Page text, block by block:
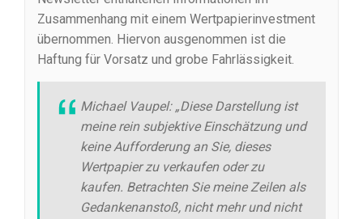
Zusammenhang mit einem Wertpapierinvestment
übernommen. Hiervon ausgenommen ist die
Haftung für Vorsatz und grobe Fahrlässigkeit.
Michael Vaupel: „Diese Darstellung ist
meine rein subjektive Einschätzung und
keine Aufforderung an Sie, dieses
Wertpapier zu verkaufen oder zu
kaufen. Betrachten Sie meine Zeilen als
Gedankenanstoß, nicht mehr und nicht